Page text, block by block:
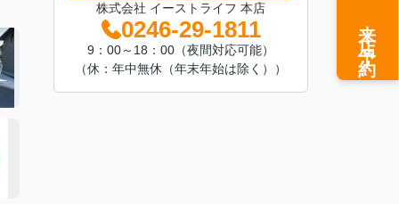
株式会社 イーストライフ 本店
0246-29-1811
9：00～18：00（夜間対応可能）
（休：年中無休（年末年始は除く））
来店予約